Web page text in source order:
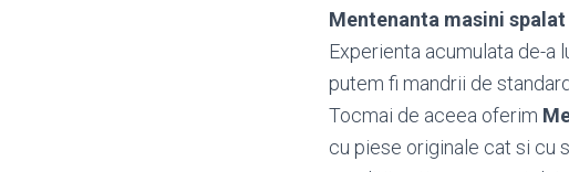
Mentenanta masini spalat
Experienta acumulata de-a
putem fi mandrii de
Tocmai de aceea oferim
cu piese originale cat si cu